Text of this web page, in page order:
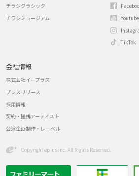
チラシクラシック
チラシミュージアム
Youtube
TikTok
会社情報
株式会社イープラス
プレスリリース
採用情報
契約・提携アーティスト
公演企画制作・レーベル
Copyright eplus inc. All Rights Reserved.